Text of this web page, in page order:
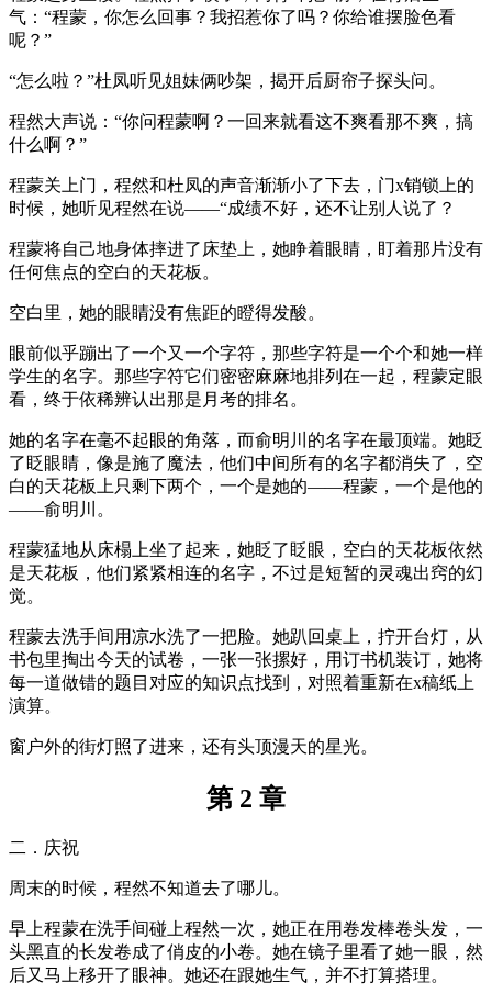
气：“程蒙，你怎么回事？我招惹你了吗？你给谁摆脸色看
呢？”
“怎么啦？”杜凤听见姐妹俩吵架，揭开后厨帘子探头问。
程然大声说：“你问程蒙啊？一回来就看这不爽看那不爽，搞
什么啊？”
程蒙关上门，程然和杜凤的声音渐渐小了下去，门x销锁上的
时候，她听见程然在说——“成绩不好，还不让别人说了？
程蒙将自己地身体摔进了床垫上，她睁着眼睛，盯着那片没有
任何焦点的空白的天花板。
空白里，她的眼睛没有焦距的瞪得发酸。
眼前似乎蹦出了一个又一个字符，那些字符是一个个和她一样
学生的名字。那些字符它们密密麻麻地排列在一起，程蒙定眼
看，终于依稀辨认出那是月考的排名。
她的名字在毫不起眼的角落，而俞明川的名字在最顶端。她眨
了眨眼睛，像是施了魔法，他们中间所有的名字都消失了，空
白的天花板上只剩下两个，一个是她的——程蒙，一个是他的
——俞明川。
程蒙猛地从床榻上坐了起来，她眨了眨眼，空白的天花板依然
是天花板，他们紧紧相连的名字，不过是短暂的灵魂出窍的幻
觉。
程蒙去洗手间用凉水洗了一把脸。她趴回桌上，拧开台灯，从
书包里掏出今天的试卷，一张一张摞好，用订书机装订，她将
每一道做错的题目对应的知识点找到，对照着重新在x稿纸上
演算。
窗户外的街灯照了进来，还有头顶漫天的星光。
第 2 章
二．庆祝
周末的时候，程然不知道去了哪儿。
早上程蒙在洗手间碰上程然一次，她正在用卷发棒卷头发，一
头黑直的长发卷成了俏皮的小卷。她在镜子里看了她一眼，然
后又马上移开了眼神。她还在跟她生气，并不打算搭理。